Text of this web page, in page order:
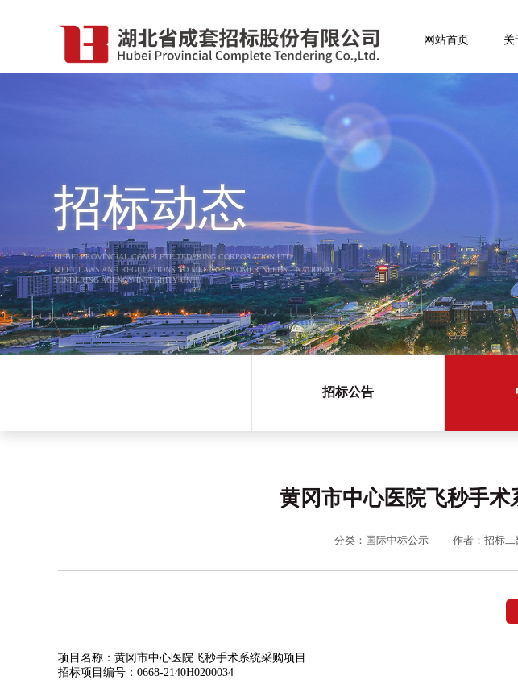
网站首页 关
招标动态
HUBEI PROVINCIAL COMPLETE TEDERING CORPORATION LTD
MEET LAWS AND REGULATIONS TO MEET CUSTOMER NEEDS，NATIONAL
TENDERING AGENCY INTEGRITY UNIT
招标公告
黄冈市中心医院飞秒手
分类：国际中标公示 作者：招标二
项目名称：黄冈市中心医院飞秒手术系统采购项目
招标项目编号：0668-2140H0200034